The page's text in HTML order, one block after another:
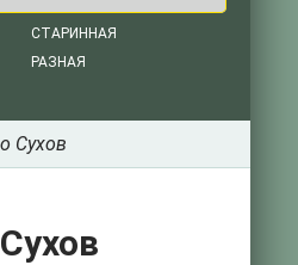
СТАРИННАЯ
РАЗНАЯ
Сухов